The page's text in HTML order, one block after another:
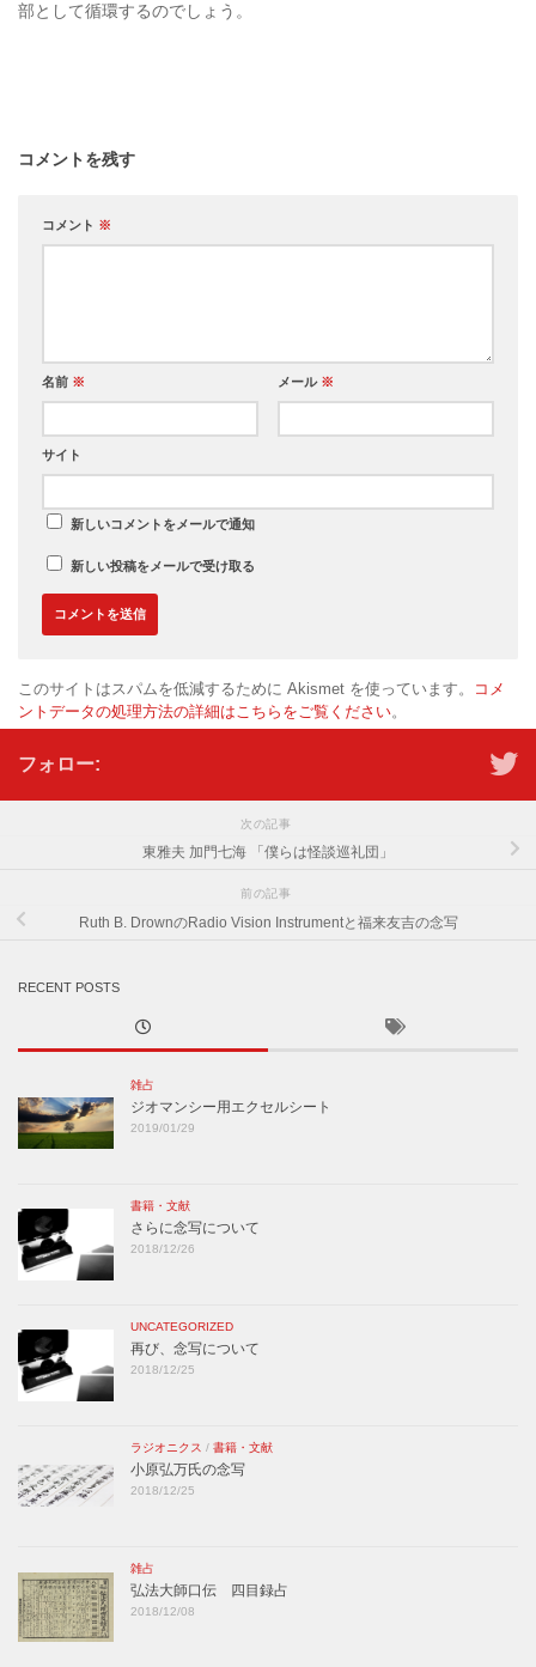
部として循環するのでしょう。
コメントを残す
コメント ※
名前 ※ メール ※
サイト
新しいコメントをメールで通知
新しい投稿をメールで受け取る
このサイトはスパムを低減するために Akismet を使っています。
コメ
ントデータの処理方法の詳細はこちらをご覧ください。
フォロー:
次の記事
東雅夫 加門七海 「僕らは怪談巡礼団」
前の記事
Ruth B. DrownのRadio Vision Instrumentと福来友吉の念写
RECENT POSTS
雑占
ジオマンシー用エクセルシート
2019/01/29
書籍・文献
さらに念写について
2018/12/26
UNCATEGORIZED
再び、念写について
2018/12/25
ラジオニクス / 書籍・文献
小原弘万氏の念写
2018/12/25
雑占
弘法大師口伝 四目録占
2018/12/08